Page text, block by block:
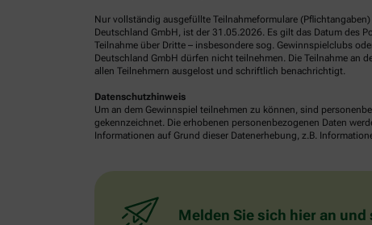
Nur vollständig ausgefüllte Teilnahmeformulare
Deutschland GmbH, ist der 31.05.2026. Es gilt das Datum des
Teilnahme über Dritte – insbesondere sog. Gewinnspielclubs
Deutschland GmbH dürfen nicht teilnehmen. Die Teilnahme an
allen Teilnehmern ausgelost und schriftlich benachrichtigt.
Datenschutzhinweis
Um an dem Gewinnspiel teilnehmen zu können, sind
gekennzeichnet. Die erhobenen personenbezogenen Daten
Informationen auf Grund dieser Datenerhebung, z.B.
Melden Sie sich hier an